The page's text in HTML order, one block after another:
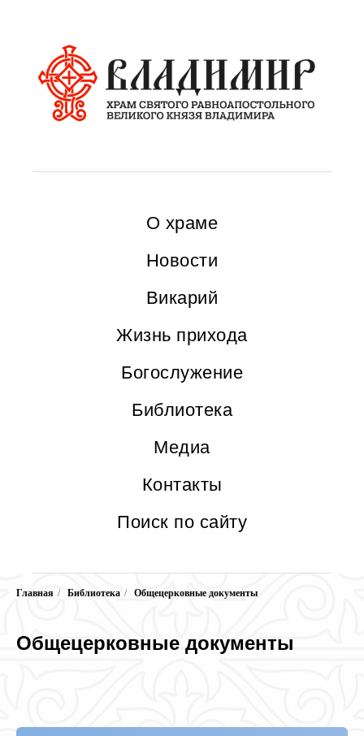
О храме
Новости
Викарий
Жизнь прихода
Богослужение
Библиотека
Медиа
Контакты
Поиск по сайту
Главная / Библиотека / Общецерковные документы
Общецерковные документы